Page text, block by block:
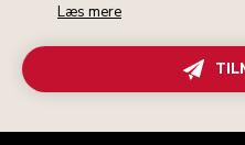
Læs mere